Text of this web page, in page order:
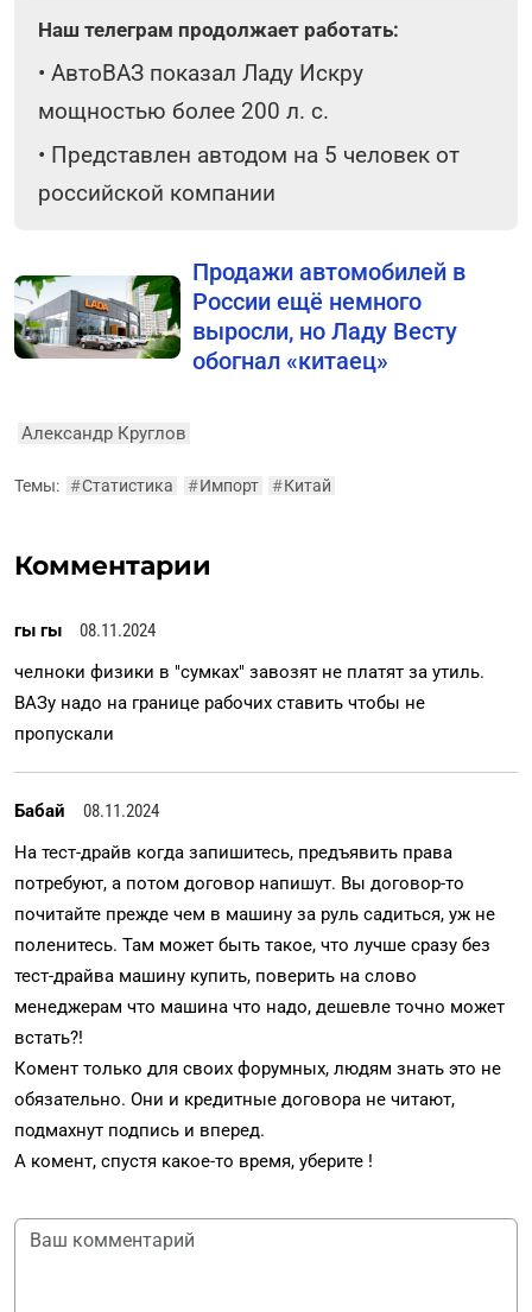
Наш телеграм продолжает работать:
• АвтоВАЗ показал Ладу Искру
мощностью более 200 л. с.
• Представлен автодом на 5 человек от
российской компании
Продажи автомобилей в
России ещё немного
выросли, но Ладу Весту
обогнал «китаец»
Александр Круглов
Темы: #Статистика #Импорт #Китай
Комментарии
гы гы
08.11.2024
челноки физики в "сумках" завозят не платят за утиль.
ВАЗу надо на границе рабочих ставить чтобы не
пропускали
Бабай
08.11.2024
На тест-драйв когда запишитесь, предъявить права
потребуют, а потом договор напишут. Вы договор-то
почитайте прежде чем в машину за руль садиться, уж не
поленитесь. Там может быть такое, что лучше сразу без
тест-драйва машину купить, поверить на слово
менеджерам что машина что надо, дешевле точно может
встать?!
Комент только для своих форумных, людям знать это не
обязательно. Они и кредитные договора не читают,
подмахнут подпись и вперед.
А комент, спустя какое-то время, уберите !